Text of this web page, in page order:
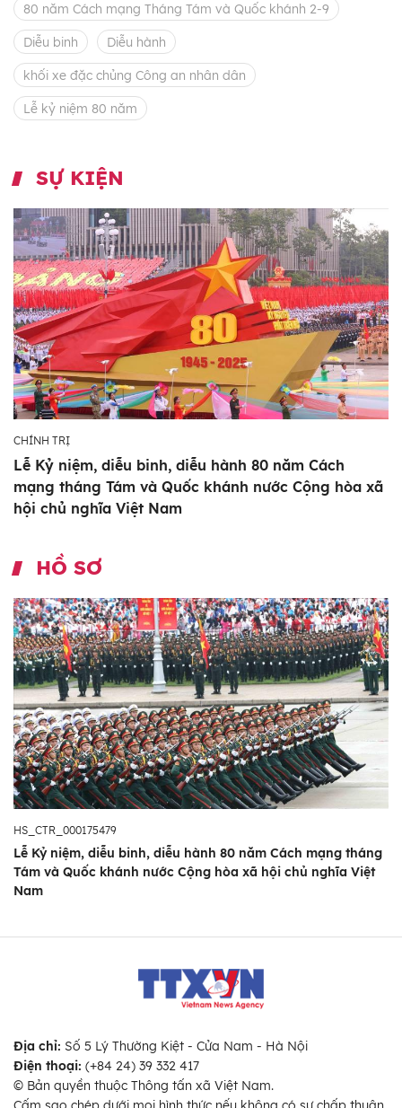
80 năm Cách mạng Tháng Tám và Quốc khánh 2-9
Diễu binh Diễu hành
khối xe đặc chủng Công an nhân dân
Lễ kỷ niệm 80 năm
SỰ KIỆN
CHÍNH TRỊ
Lễ Kỷ niệm, diễu binh, diễu hành 80 năm Cách
mạng tháng Tám và Quốc khánh nước Cộng hòa xã
hội chủ nghĩa Việt Nam
HỒ SƠ
HS_CTR_000175479
Lễ Kỷ niệm, diễu binh, diễu hành 80 năm Cách mạng tháng
Tám và Quốc khánh nước Cộng hòa xã hội chủ nghĩa Việt
Nam
Địa chỉ: Số 5 Lý Thường Kiệt - Cửa Nam - Hà Nội
Điện thoại: (+84 24) 39 332 417
© Bản quyền thuộc Thông tấn xã Việt Nam.